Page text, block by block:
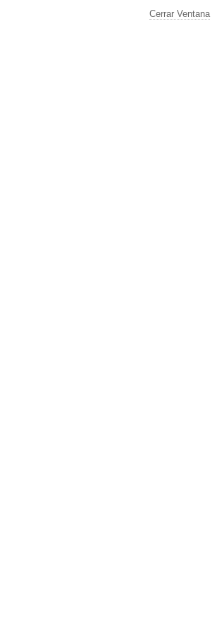
Cerrar Ventana